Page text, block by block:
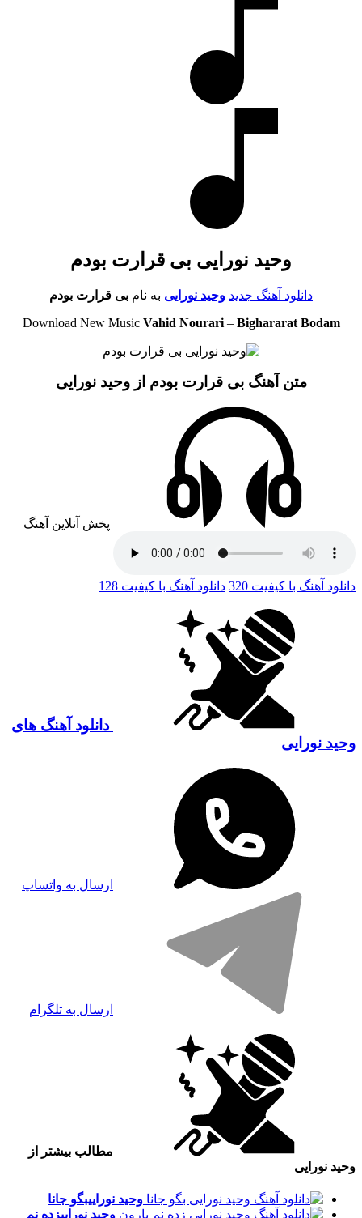
وحید نورایی بی قرارت بودم
دانلود آهنگ جدید وحید نورایی به نام بی قرارت بودم
Download New Music Vahid Nourari– Bighararat Bodam
متن آهنگ بی قرارت بودم از وحید نورایی
پخش آنلاین آهنگ
دانلود آهنگ با کیفیت 320 دانلود آهنگ با کیفیت 128
دانلود آهنگ های
وحید نورایی
ارسال به واتساپ
ارسال به تلگرام
مطالب بیشتر از
وحید نورایی
وحید نوراییبگو جانا
وحید نوراییزده نم